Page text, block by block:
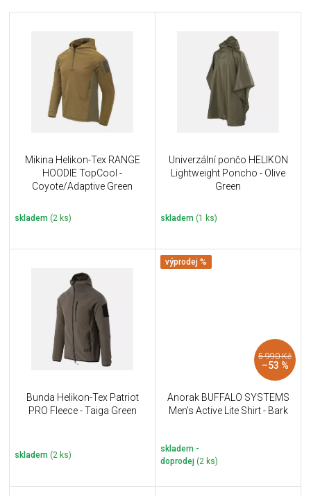
Mikina Helikon-Tex RANGE
HOODIE TopCool -
Coyote/Adaptive Green
skladem (2 ks)
Univerzální pončo HELIKON
Lightweight Poncho - Olive
Green
skladem (1 ks)
Bunda Helikon-Tex Patriot
PRO Fleece - Taiga Green
skladem (2 ks)
výprodej %
5 990 Kč
–53 %
Anorak BUFFALO SYSTEMS
Men’s Active Lite Shirt - Bark
skladem -
doprodej (2 ks)